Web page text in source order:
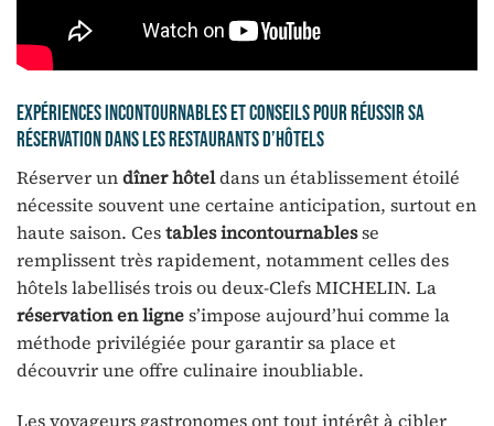
Expériences incontournables et conseils pour réussir sa
réservation dans les restaurants d’hôtels
Réserver undîner hôteldans un établissement étoilé
nécessite souvent une certaine anticipation, surtout en
haute saison. Cestables incontournablesse
remplissent très rapidement, notamment celles des
hôtels labellisés trois ou deux-Clefs MICHELIN. La
réservation en lignes’impose aujourd’hui comme la
méthode privilégiée pour garantir sa place et
découvrir une offre culinaire inoubliable.
Les voyageurs gastronomes ont tout intérêt à cibler